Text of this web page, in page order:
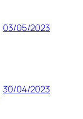
03/05/2023
30/04/2023